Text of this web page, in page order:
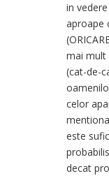
in
aproape
mai mult
(cat-de-
celor
este
decat